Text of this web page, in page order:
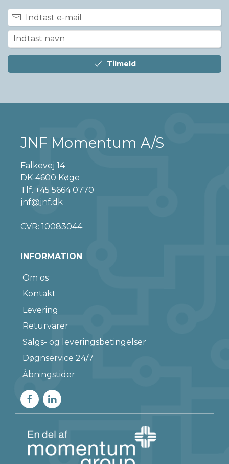
Tilmeld
JNF Momentum A/S
Falkevej 14
DK-4600 Køge
Tlf. +45 5664 0770
jnf@jnf.dk
CVR: 10083044
INFORMATION
Om os
Kontakt
Levering
Returvarer
Salgs- og leveringsbetingelser
Døgnservice 24/7
Åbningstider